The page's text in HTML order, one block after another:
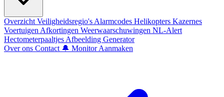
Overzicht Veiligheidsregio's Alarmcodes Helikopters Kazernes
Voertuigen Afkortingen Weerwaarschuwingen NL-Alert
Hectometerpaaltjes Afbeelding Generator
Over ons Contact 🔔 Monitor Aanmaken